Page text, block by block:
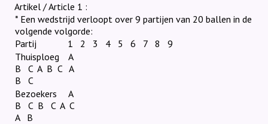
Artikel / Article 1 :
* Een wedstrijd verloopt over 9 partijen van 20 ballen in de
volgende volgorde:
Partij
1 2 3 4 5 6 7 8
9
Thuisploeg
A
B
C A B C A
B
C
Bezoekers
A
B
C B C A C
A
B